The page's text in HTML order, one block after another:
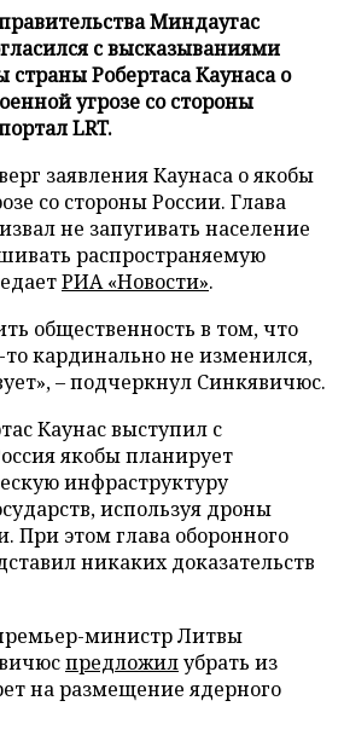
Миндаугас
с высказываниями
Робертаса Каунаса о
угрозе со стороны
LRT.
заявления Каунаса о якобы
со стороны России. Глава
не запугивать население
распространяемую
РИА «Новости».
общественность в том, что
то кардинально не изменился,
– подчеркнул Синкявичюс.
Каунас выступил с
якобы планирует
инфраструктуру
используя дроны
При этом глава оборонного
никаких доказательств
министр Литвы
предложилубрать из
на размещение ядерного